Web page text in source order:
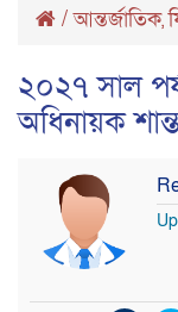
/আন্তর্জাতিক,
২০২৭ সাল
অধিনায়ক